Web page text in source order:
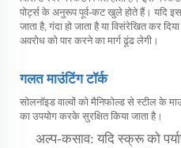
पोर्ट्स के अनुरूप पूर्व-कट खुले होते हैं। यदि
जाता है, गंदा हो जाता है या विसंरेखित कर
अवरोध को पार करने का मार्ग ढूंढ लेगी।
गलत माउंटिंग टॉर्क
सोलनॉइड वाल्वों को मैनिफोल्ड से स्टील के
का उपयोग करके सुरक्षित किया जाता है।
अल्प-कसाव: यदि स्क्रू को